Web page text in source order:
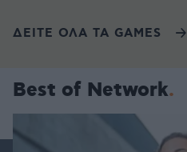
ΔΕΙΤΕ ΟΛΑ ΤΑ GAMES
Best of Network